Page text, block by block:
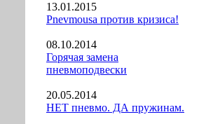
13.01.2015
Pnevmousa против кризиса!
08.10.2014
Горячая замена
пневмоподвески
20.05.2014
НЕТ пневмо. ДА пружинам.